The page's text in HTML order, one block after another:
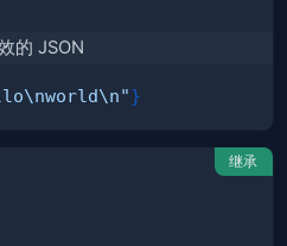
的 JSON
}
继承